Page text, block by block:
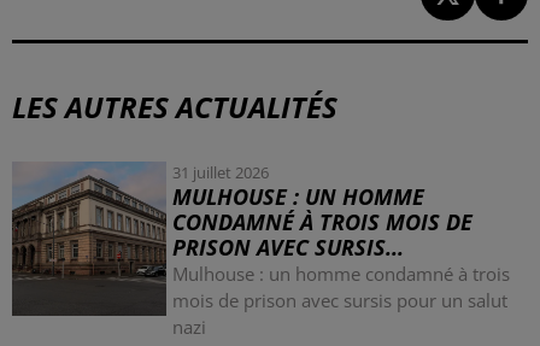
LES AUTRES ACTUALITÉS
31 juillet 2026
MULHOUSE : UN HOMME
CONDAMNÉ À TROIS MOIS DE
PRISON AVEC SURSIS...
Mulhouse : un homme condamné à trois
mois de prison avec sursis pour un salut
nazi